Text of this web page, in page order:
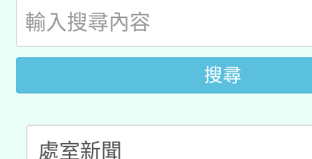
動」
開 智慧啟航」
搜尋